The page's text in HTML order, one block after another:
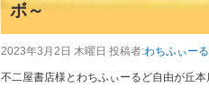
ボ～
2023年3月2日 木曜日 投稿者:わちふぃー
不二屋書店様とわちふぃーるど自由が丘